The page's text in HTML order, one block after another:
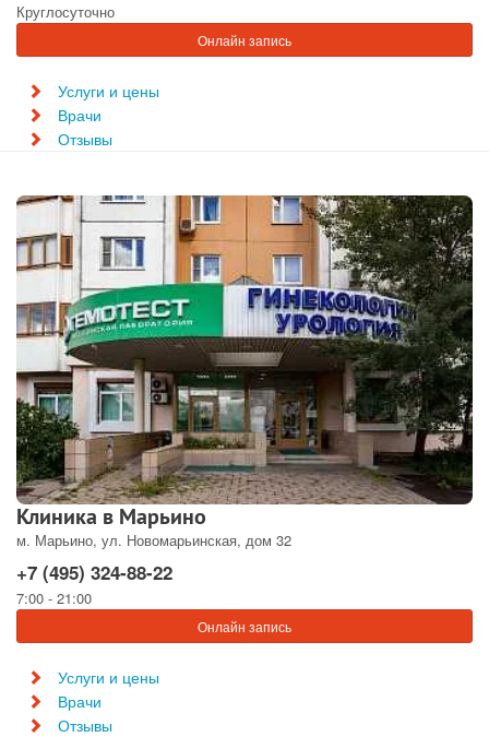
Круглосуточно
Онлайн запись
Услуги и цены
Врачи
Отзывы
Клиника в Марьино
м. Марьино, ул. Новомарьинская, дом 32
+7 (495) 324-88-22
7:00 - 21:00
Онлайн запись
Услуги и цены
Врачи
Отзывы